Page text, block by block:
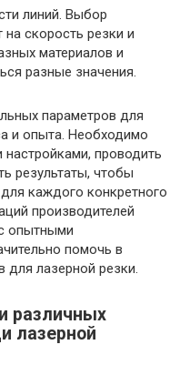
линий. Выбор
на скорость резки и
материалов и
разные значения.
параметров для
и опыта. Необходимо
проводить
результаты, чтобы
каждого конкретного
производителей
опытными
помочь в
для лазерной резки.
различных
лазерной